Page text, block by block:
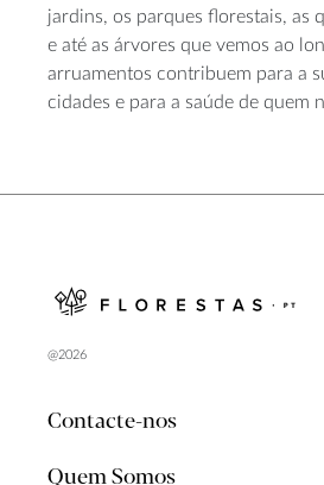
jardins, os parques florestais, as
e até as árvores que vemos ao
arruamentos contribuem para a
cidades e para a saúde de quem
@2026
Contacte-nos
Quem Somos